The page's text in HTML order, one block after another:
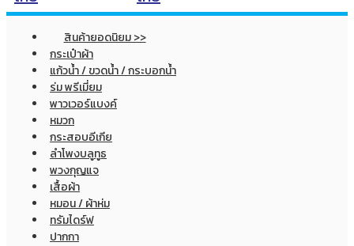
สินค้ายอดนิยม >>
กระเป๋าผ้า
แก้วน้ำ / ขวดน้ำ / กระบอกน้ำ
ร่ม พรีเมี่ยม
พาวเวอร์แบงค์
หมวก
กระสอบอีเกีย
ลำโพงบลูทูธ
พวงกุญแจ
เสื้อผ้า
หมอน / ผ้าห่ม
ทรัมไดร์ฟ
ปากกา